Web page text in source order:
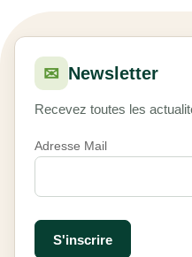
✉ Newsletter
Recevez toutes les
Adresse Mail